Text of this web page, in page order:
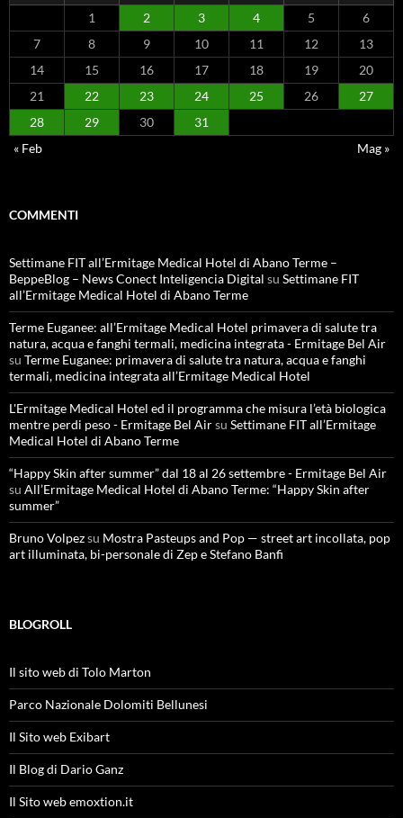
1
2 3 4 5
6
7
8 9 10 11 12
13
14
15 16 17 18 19
20
21
22 23 24 25 26
27
28
29 30
31
« Feb
Mag »
COMMENTI
Settimane FIT all’Ermitage Medical Hotel di Abano Terme –
BeppeBlog – News Conect Inteligencia Digital su Settimane FIT
all’Ermitage Medical Hotel di Abano Terme
Terme Euganee: all’Ermitage Medical Hotel primavera di salute tra
natura, acqua e fanghi termali, medicina integrata - Ermitage Bel Air
su Terme Euganee: primavera di salute tra natura, acqua e fanghi
termali, medicina integrata all’Ermitage Medical Hotel
L'Ermitage Medical Hotel ed il programma che misura l’età biologica
mentre perdi peso - Ermitage Bel Airsu Settimane FIT all’Ermitage
Medical Hotel di Abano Terme
“Happy Skin after summer” dal 18 al 26 settembre - Ermitage Bel Air
su All’Ermitage Medical Hotel di Abano Terme: “Happy Skin after
summer”
Bruno Volpezsu Mostra Pasteups and Pop — street art incollata, pop
art illuminata, bi-personale di Zep e Stefano Banfi
BLOGROLL
Il sito web di Tolo Marton
Parco Nazionale Dolomiti Bellunesi
Il Sito web Exibart
Il Blog di Dario Ganz
Il Sito web emoxtion.it